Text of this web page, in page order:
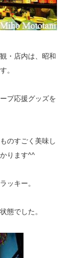
・店内は、昭和
。
プ応援グッズを
のすごく美味し
ります^^
ッキー。
態でした。